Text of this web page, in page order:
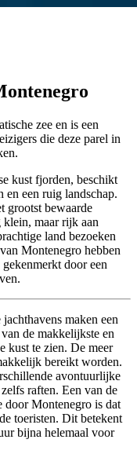
zee en is een
die deze parel in
kust fjorden, beschikt
en een ruig landschap.
grootst bewaarde
maar rijk aan
land bezoeken
Montenegro hebben
door een
maken een
de makkelijkste en
kust te zien. De meer
bereikt worden.
avontuurlijke
raften. Een van de
door Montenegro is dat
toeristen. Dit betekent
bijna helemaal voor